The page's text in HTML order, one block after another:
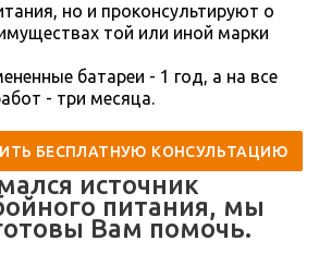
но и проконсультируют о
той или иной марки
батареи - 1 год, а на все
- три месяца.
БЕСПЛАТНУЮ КОНСУЛЬТАЦИЮ
источник
питания, мы
Вам помочь.